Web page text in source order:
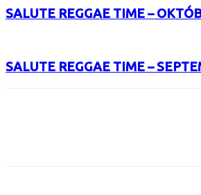
SALUTE REGGAE TIME –
SALUTE REGGAE TIME –